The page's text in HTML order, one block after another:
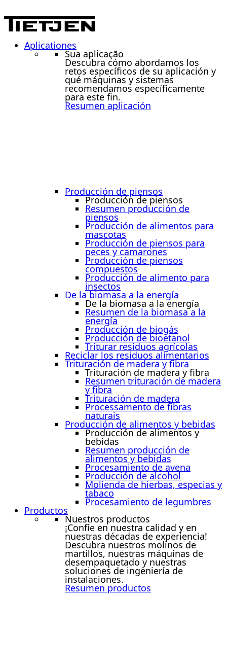
Aplicationes
Sua aplicação
Descubra cómo abordamos los
retos específicos de su aplicación y
qué máquinas y sistemas
recomendamos específicamente
para este fin.
Resumen aplicación
Producción de piensos
Producción de piensos
Resumen producción de
piensos
Producción de alimentos para
mascotas
Producción de piensos para
peces y camarones
Producción de piensos
compuestos
Producción de alimento para
insectos
De la biomasa a la energía
De la biomasa a la energía
Resumen de la biomasa a la
energía
Producción de biogás
Producción de bioetanol
Triturar residuos agrícolas
Reciclar los residuos alimentarios
Trituración de madera y fibra
Trituración de madera y fibra
Resumen trituración de madera
y fibra
Trituración de madera
Processamento de fibras
naturais
Producción de alimentos y bebidas
Producción de alimentos y
bebidas
Resumen producción de
alimentos y bebidas
Procesamiento de avena
Producción de alcohol
Molienda de hierbas, especias y
tabaco
Procesamiento de legumbres
Productos
Nuestros productos
¡Confíe en nuestra calidad y en
nuestras décadas de experiencia!
Descubra nuestros molinos de
martillos, nuestras máquinas de
desempaquetado y nuestras
soluciones de ingeniería de
instalaciones.
Resumen productos